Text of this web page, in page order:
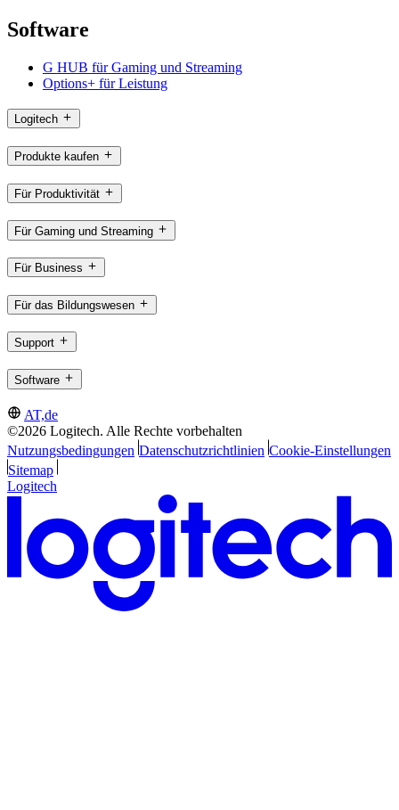
Software
G HUB für Gaming und Streaming
Options+ für Leistung
Logitech
Produkte kaufen
Für Produktivität
Für Gaming und Streaming
Für Business
Für das Bildungswesen
Support
Software
AT,de
©2026 Logitech. Alle Rechte vorbehalten
Nutzungsbedingungen Datenschutzrichtlinien Cookie-Einstellungen
Sitemap
Logitech